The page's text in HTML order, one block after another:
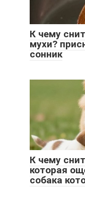
К чему
мухи?
сонник
К чему
которая
собака